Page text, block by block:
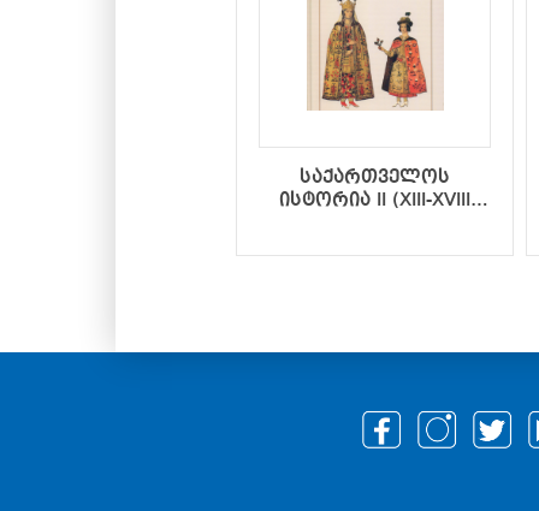
საქართველოს
ისტორია II (XIII-XVIII